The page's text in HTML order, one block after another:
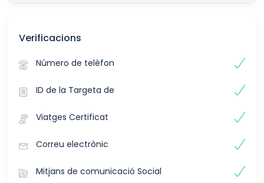
Verificacions
Número de telèfon
ID de la Targeta de
Viatges Certificat
Correu electrònic
Mitjans de comunicació Social